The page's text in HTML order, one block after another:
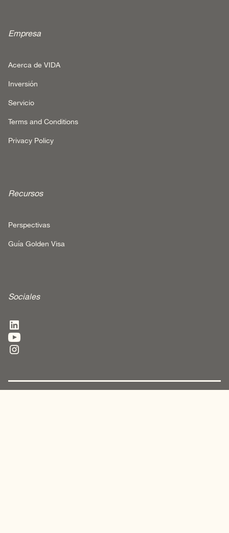
Empresa
Acerca de VIDA
Inversión
Servicio
Terms and Conditions
Privacy Policy
Recursos
Perspectivas
Guía Golden Visa
Sociales